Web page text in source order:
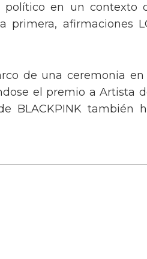
en un contexto
afirmaciones
de una ceremonia
el premio a Artista
BLACKPINK también